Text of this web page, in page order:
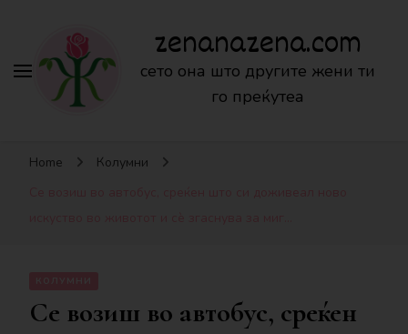
zenanazena.com
сето она што другите жени ти
го преќутеа
Home
Колумни
Се возиш во автобус, среќен